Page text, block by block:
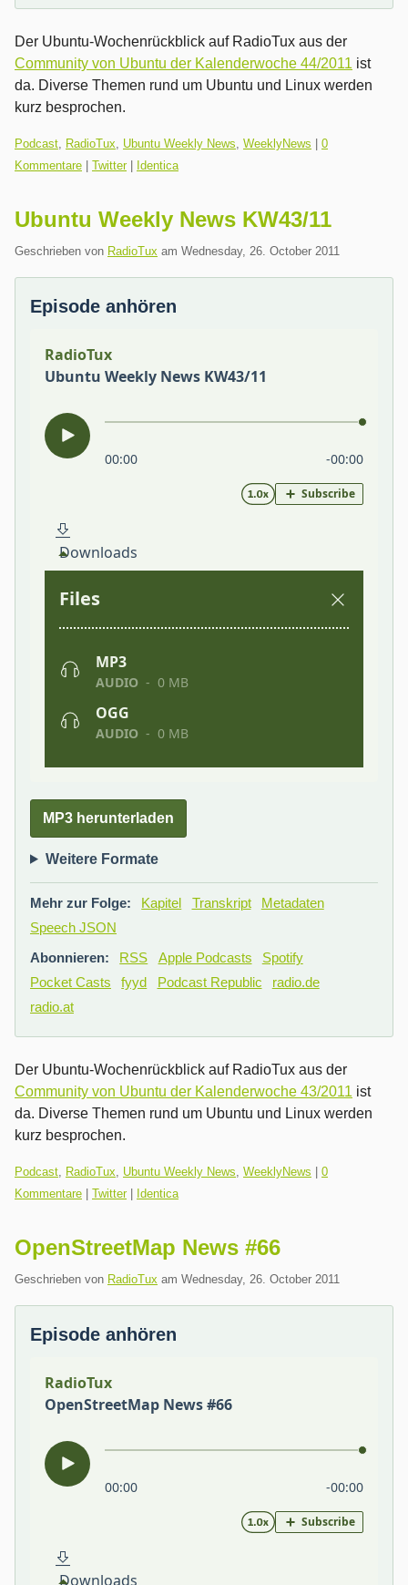
Der Ubuntu-Wochenrückblick auf RadioTux aus der
Community von Ubuntu der Kalenderwoche 44/2011 ist
da. Diverse Themen rund um Ubuntu und Linux werden
kurz besprochen.
Kategorien:
Podcast RadioTux Ubuntu Weekly News WeeklyNews
0
Kommentare
Twitter| Identica
Ubuntu Weekly News KW43/11
Geschrieben von RadioTux am Wednesday, 26. October 2011
Episode anhören
MP3 herunterladen
Weitere Formate
Mehr zur Folge: Kapitel Transkript
Metadaten
Speech JSON
Abonnieren:
RSS Apple Podcasts
Spotify
Pocket Casts
fyyd Podcast Republic
radio.de
radio.at
Der Ubuntu-Wochenrückblick auf RadioTux aus der
Community von Ubuntu der Kalenderwoche 43/2011 ist
da. Diverse Themen rund um Ubuntu und Linux werden
kurz besprochen.
Kategorien:
Podcast, RadioTux, Ubuntu Weekly News, WeeklyNews
0
Kommentare
Twitter| Identica
OpenStreetMap News #66
Geschrieben von RadioTux am Wednesday, 26. October 2011
Episode anhören